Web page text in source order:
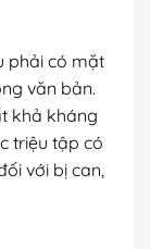
phải có mặt
văn bản.
khả kháng
triệu tập có
với bị can,